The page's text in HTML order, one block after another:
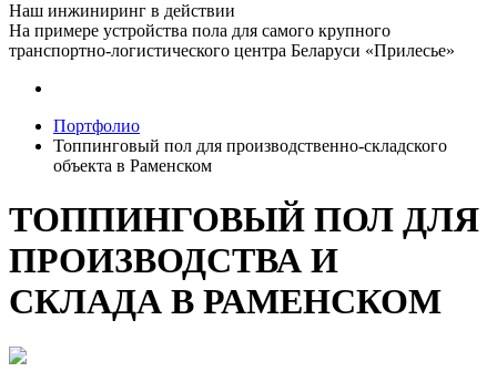
Наш инжиниринг в действии
На примере устройства пола для самого крупного
транспортно-логистического центра Беларуси «Прилесье»
Портфолио
Топпинговый пол для производственно-складского
объекта в Раменском
ТОППИНГОВЫЙ ПОЛ ДЛЯ
ПРОИЗВОДСТВА И
СКЛАДА В РАМЕНСКОМ